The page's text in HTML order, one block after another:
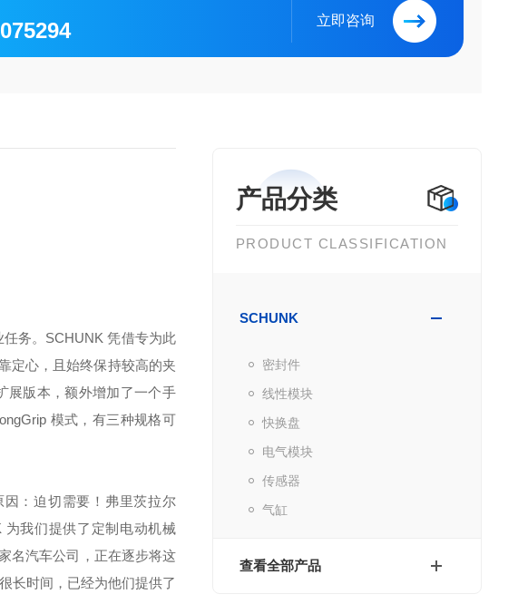
立即咨询
产品分类
PRODUCT CLASSIFICATION
SCHUNK
密封件
线性模块
快换盘
电气模块
传感器
气缸
查看全部产品
务。SCHUNK 凭借专为此
定心，且始终保持较高的夹
展版本，额外增加了一个手
模式，有三种规格可
：迫切需要！弗里茨拉尔
为我们提供了定制电动机械
名汽车公司，正在逐步将这
长时间，已经为他们提供了